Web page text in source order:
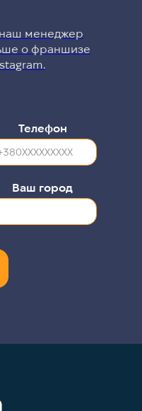
менеджер
о франшизе
Телефон
Ваш город